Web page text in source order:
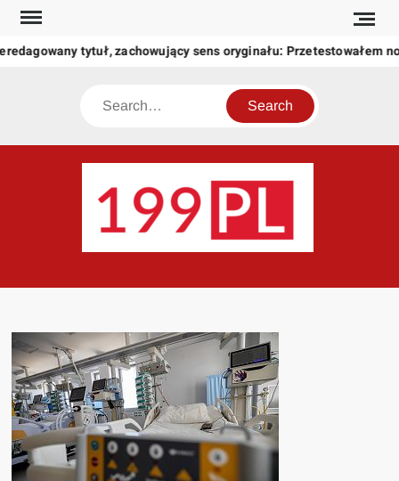
Skip
content
tytuł, zachowujący sens oryginału: Przetestowałem
Search
świat